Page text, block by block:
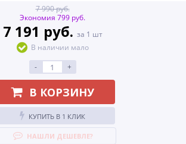
7 990 руб.
Экономия 799 руб.
7 191 руб. за 1 шт
В наличии мало
-
+
В КОРЗИНУ
КУПИТЬ В 1 КЛИК
НАШЛИ ДЕШЕВЛЕ?